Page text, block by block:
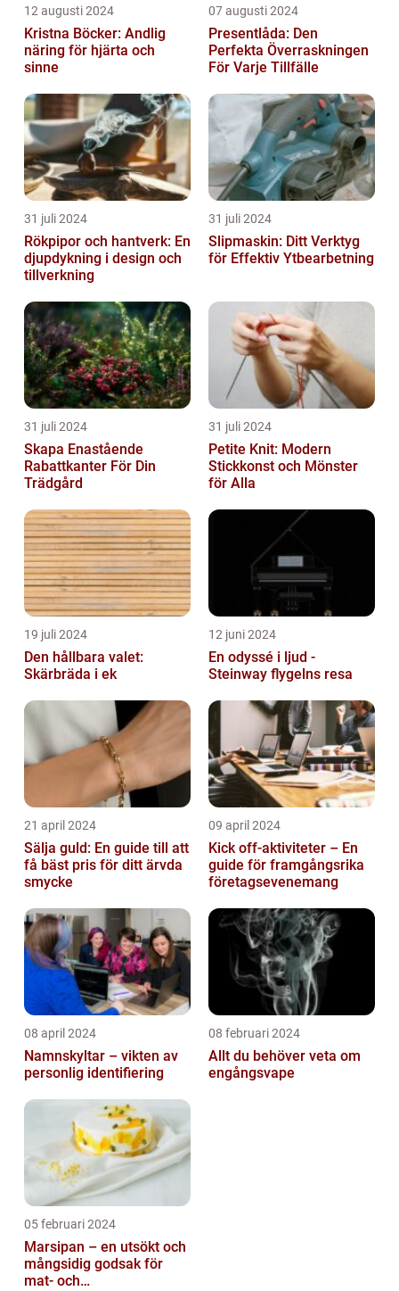
12 augusti 2024
Kristna Böcker: Andlig
näring för hjärta och
sinne
07 augusti 2024
Presentlåda: Den
Perfekta Överraskningen
För Varje Tillfälle
31 juli 2024
Rökpipor och hantverk: En
djupdykning i design och
tillverkning
31 juli 2024
Slipmaskin: Ditt Verktyg
för Effektiv Ytbearbetning
31 juli 2024
Skapa Enastående
Rabattkanter För Din
Trädgård
31 juli 2024
Petite Knit: Modern
Stickkonst och Mönster
för Alla
19 juli 2024
Den hållbara valet:
Skärbräda i ek
12 juni 2024
En odyssé i ljud -
Steinway flygelns resa
21 april 2024
Sälja guld: En guide till att
få bäst pris för ditt ärvda
smycke
09 april 2024
Kick off-aktiviteter – En
guide för framgångsrika
företagsevenemang
08 april 2024
Namnskyltar – vikten av
personlig identifiering
08 februari 2024
Allt du behöver veta om
engångsvape
05 februari 2024
Marsipan – en utsökt och
mångsidig godsak för
mat- och